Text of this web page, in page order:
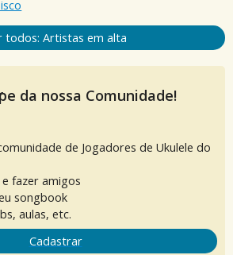
todos: Artistas em alta
da nossa Comunidade!
de Jogadores de Ukulele do
fazer amigos
songbook
aulas, etc.
Cadastrar